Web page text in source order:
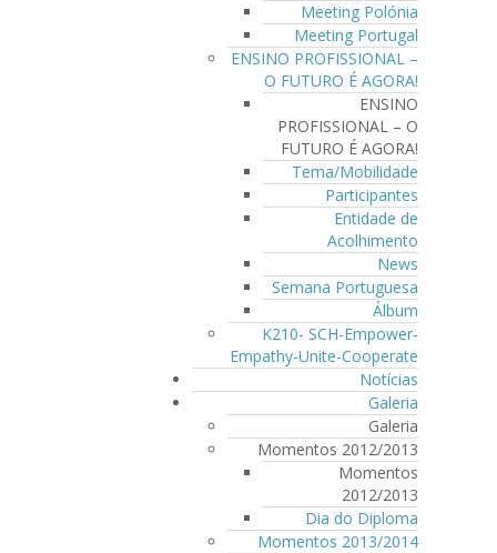
Meeting Polónia
Meeting Portugal
ENSINO PROFISSIONAL –
O FUTURO É AGORA!
ENSINO
PROFISSIONAL – O
FUTURO É AGORA!
Tema/Mobilidade
Participantes
Entidade de
Acolhimento
News
Semana Portuguesa
Álbum
K210- SCH-Empower-
Empathy-Unite-Cooperate
Notícias
Galeria
Galeria
Momentos 2012/2013
Momentos
2012/2013
Dia do Diploma
Momentos 2013/2014